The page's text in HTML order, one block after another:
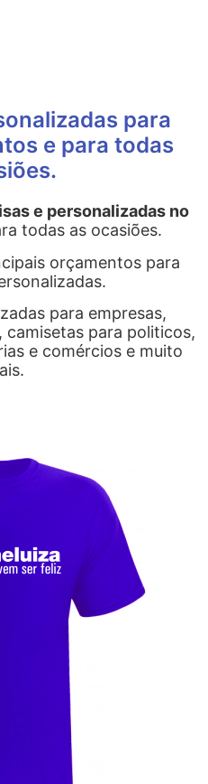
para
e para todas
e personalizadas no
todas as ocasiões.
orçamentos para
para empresas,
camisetas para politicos,
e comércios e muito